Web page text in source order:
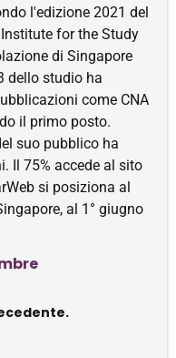
l'edizione 2021 del
for the Study
di Singapore
dello studio ha
come CNA
il primo posto.
suo pubblico ha
Il 75% accede al sito
si posiziona al
al 1° giugno